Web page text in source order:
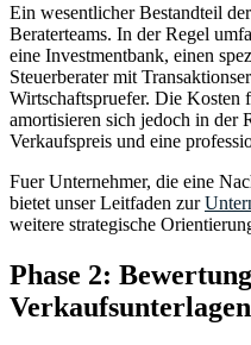
Ein wesentlicher Bestandteil
Beraterteams. In der Regel
eine Investmentbank, einen
Steuerberater mit
Wirtschaftspruefer. Die Kosten
amortisieren sich jedoch in der
Verkaufspreis und eine
Fuer Unternehmer, die eine
bietet unser Leitfaden zur
weitere strategische
Phase 2:
Verkaufsunterlagen